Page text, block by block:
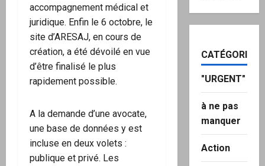
accompagnement médical et
juridique. Enfin le 6 octobre, le
site d’ARESAJ, en cours de
création, a été dévoilé en vue
d’être finalisé le plus
rapidement possible.
A la demande d’une avocate,
une base de données y est
incluse en deux volets :
publique et privé. Les
CATÉGORIES
"URGENT"
à ne pas
manquer
Action